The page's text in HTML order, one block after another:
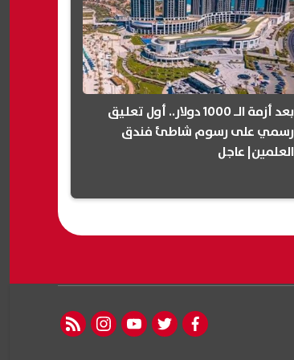
بعد أزمة الـ 1000 دولار.. أول تعليق
رسمي على رسوم شاطئ فندق
العلمين| عاجل
facebook
twitter
youtube
instagram
rss feed